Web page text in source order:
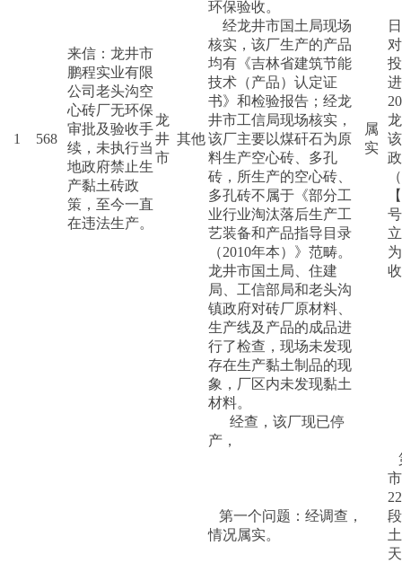
1 568
来信：龙井市
鹏程实业有限
公司老头沟空
心砖厂无环保
审批及验收手
续，未执行当
地政府禁止生
产黏土砖政
策，至今一直
在违法生产。
龙
井
市
其他
属
实
环保验收。
经龙井市国土局现场
核实，该厂生产的产品
均有《吉林省建筑节能
技术（产品）认定证
书》和检验报告；经龙
井市工信局现场核实，
该厂主要以煤矸石为原
料生产空心砖、多孔
砖，所生产的空心砖、
多孔砖不属于《部分工
业行业淘汰落后生产工
艺装备和产品指导目录
（2010年本）》范畴。
龙井市国土局、住建
局、工信部局和老头沟
镇政府对砖厂原材料、
生产线及产品的成品进
行了检查，现场未发现
存在生产黏土制品的现
象，厂区内未发现黏土
材料。
经查，该厂现已停
产，
第一个问题：经调查，
情况属实。